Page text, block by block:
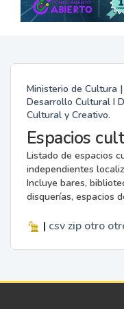
Ministerio de Cultura
Desarrollo Cultural I
Cultural y Creativo.
Espacios
Listado de espacios
independientes
Incluye bares,
disquerías, espacios
| csv zip otro